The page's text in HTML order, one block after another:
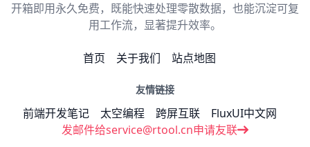
开箱即用永久免费，既能快速处理零散数据，也能沉淀可复
用工作流，显著提升效率。
首页 关于我们 站点地图
友情链接
前端开发笔记 太空编程 跨屏互联
FluxUI中文网
发邮件给service@rtool.cn申请友联